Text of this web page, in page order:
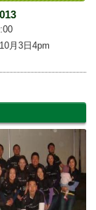
月3日4pm